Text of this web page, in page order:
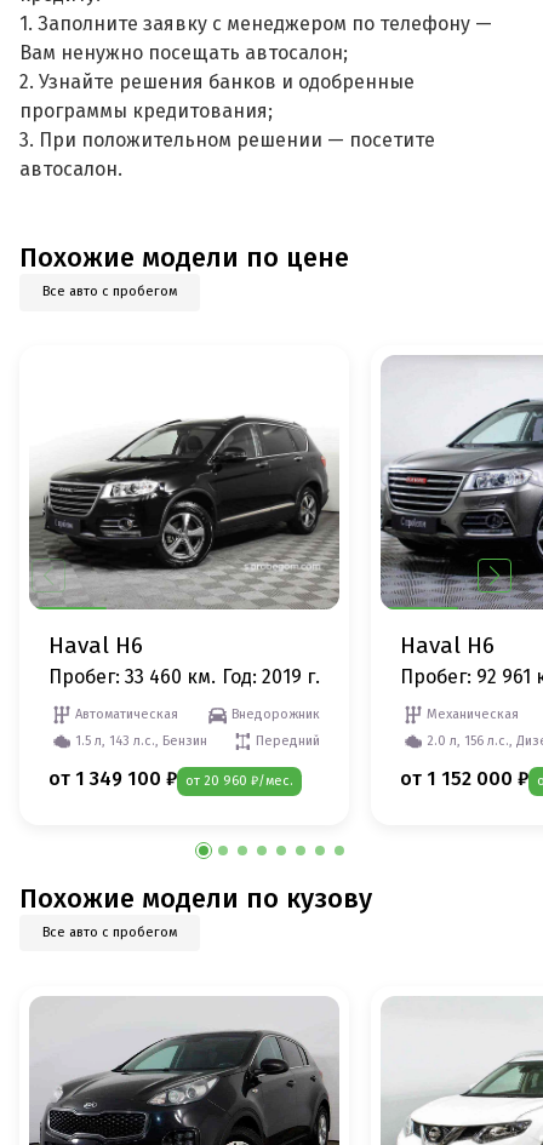
1. Заполните заявку с менеджером по телефону —
Вам ненужно посещать автосалон;
2. Узнайте решения банков и одобренные
программы кредитования;
3. При положительном решении — посетите
автосалон.
Похожие модели по цене
Все авто с пробегом
Haval H6
Пробег: 33 460 км. Год: 2019 г.
Автоматическая
Внедорожник
1.5 л, 143 л.с., Бензин
Передний
от 1 349 100 ₽ от 20 960 ₽/мес.
Haval H6
Пробег: 92 961
Механическая
2.0 л, 156 л.с.,
от 1 152 000 ₽
Похожие модели по кузову
Все авто с пробегом